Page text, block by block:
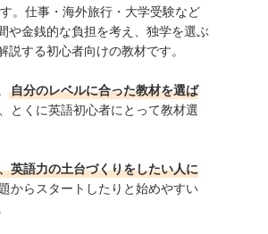
。 仕事・海外旅行・大学受験など
や金銭的な負担を考え、独学を選ぶ
する初心者向けの教材です。
自分のレベルに合った教材を選ば
とくに英語初心者にとって教材選
英語力の土台づくりをしたい人に
からスタートしたりと始めやすい